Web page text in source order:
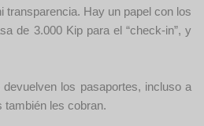
transparencia. Hay un papel con los
de 3.000 Kip para el “check-in”, y
los pasaportes, incluso a
también les cobran.